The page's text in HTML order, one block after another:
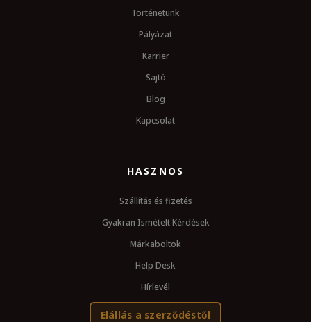
Történetünk
Pályázat
Karrier
Sajtó
Blog
Kapcsolat
HASZNOS
Szállítás és fizetés
Gyakran Ismételt Kérdések
Márkaboltok
Help Desk
Hírlevél
Elállás a szerződéstől